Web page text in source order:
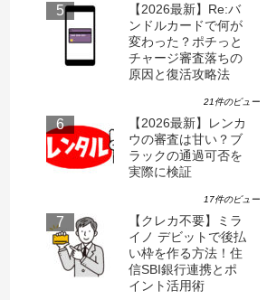
【2026最新】Re:バ
ンドルカードで何が
変わった？ポチっと
チャージ審査落ちの
原因と復活攻略法
21件のビュー
【2026最新】レンカ
ウの審査は甘い？ブ
ラックの通過可否を
実際に検証
17件のビュー
【クレカ不要】ミラ
イノ デビットで後払
い枠を作る方法！住
信SBI銀行連携とポ
イント活用術